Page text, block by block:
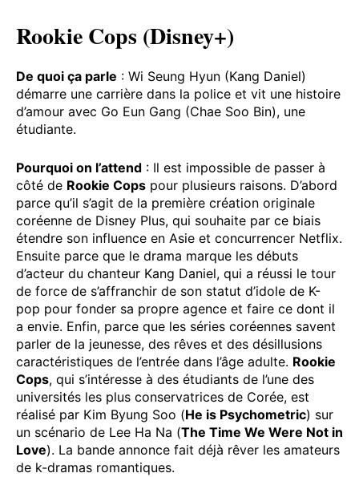
Rookie Cops (Disney+)
De quoi ça parle : Wi Seung Hyun (Kang Daniel)
démarre une carrière dans la police et vit une histoire
d’amour avec Go Eun Gang (Chae Soo Bin), une
étudiante.
Pourquoi on l’attend : Il est impossible de passer à
côté de Rookie Cops pour plusieurs raisons. D’abord
parce qu’il s’agit de la première création originale
coréenne de Disney Plus, qui souhaite par ce biais
étendre son influence en Asie et concurrencer Netflix.
Ensuite parce que le drama marque les débuts
d’acteur du chanteur Kang Daniel, qui a réussi le tour
de force de s’affranchir de son statut d’idole de K-
pop pour fonder sa propre agence et faire ce dont il
a envie. Enfin, parce que les séries coréennes savent
parler de la jeunesse, des rêves et des désillusions
caractéristiques de l’entrée dans l’âge adulte. Rookie
Cops, qui s’intéresse à des étudiants de l’une des
universités les plus conservatrices de Corée, est
réalisé par Kim Byung Soo (He is Psychometric) sur
un scénario de Lee Ha Na (The Time We Were Not in
Love). La bande annonce fait déjà rêver les amateurs
de k-dramas romantiques.